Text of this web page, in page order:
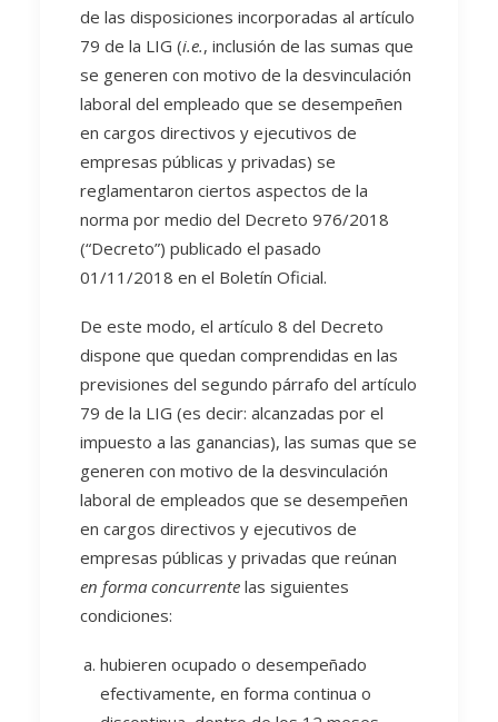
de las disposiciones incorporadas al artículo
79 de la LIG (i.e., inclusión de las sumas que
se generen con motivo de la desvinculación
laboral del empleado que se desempeñen
en cargos directivos y ejecutivos de
empresas públicas y privadas) se
reglamentaron ciertos aspectos de la
norma por medio del Decreto 976/2018
(“Decreto”) publicado el pasado
01/11/2018 en el Boletín Oficial.
De este modo, el artículo 8 del Decreto
dispone que quedan comprendidas en las
previsiones del segundo párrafo del artículo
79 de la LIG (es decir: alcanzadas por el
impuesto a las ganancias), las sumas que se
generen con motivo de la desvinculación
laboral de empleados que se desempeñen
en cargos directivos y ejecutivos de
empresas públicas y privadas que reúnan
en forma concurrente las siguientes
condiciones:
hubieren ocupado o desempeñado
efectivamente, en forma continua o